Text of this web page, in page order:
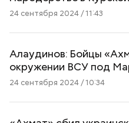
24 сентября 2024 / 11:43
Алаудинов: Бойцы
окружении ВСУ под
24 сентября 2024 / 10:34